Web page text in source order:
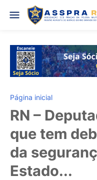
Página inicial
RN –
que tem
da
Estado...